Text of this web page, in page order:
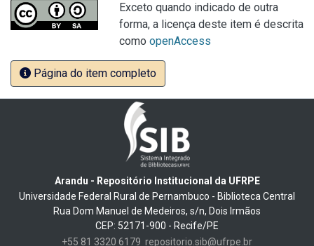
Exceto quando indicado de outra
forma, a licença deste item é descrita
como openAccess
Página do item completo
Arandu - Repositório Institucional da UFRPE
Universidade Federal Rural de Pernambuco - Biblioteca Central
Rua Dom Manuel de Medeiros, s/n, Dois Irmãos
CEP: 52171-900 - Recife/PE
+55 81 3320 6179 repositorio.sib@ufrpe.br